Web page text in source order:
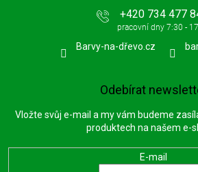
+420 734 477
Barvy-na-dřevo.cz
Odebírat
Vložte svůj e-mail a my vám budeme
produktech na našem e-
E-mail